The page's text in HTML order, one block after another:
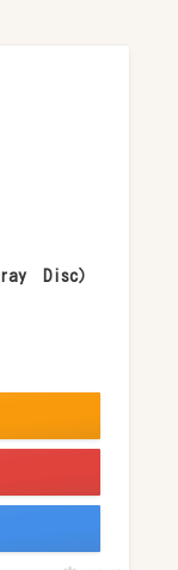
Disc）